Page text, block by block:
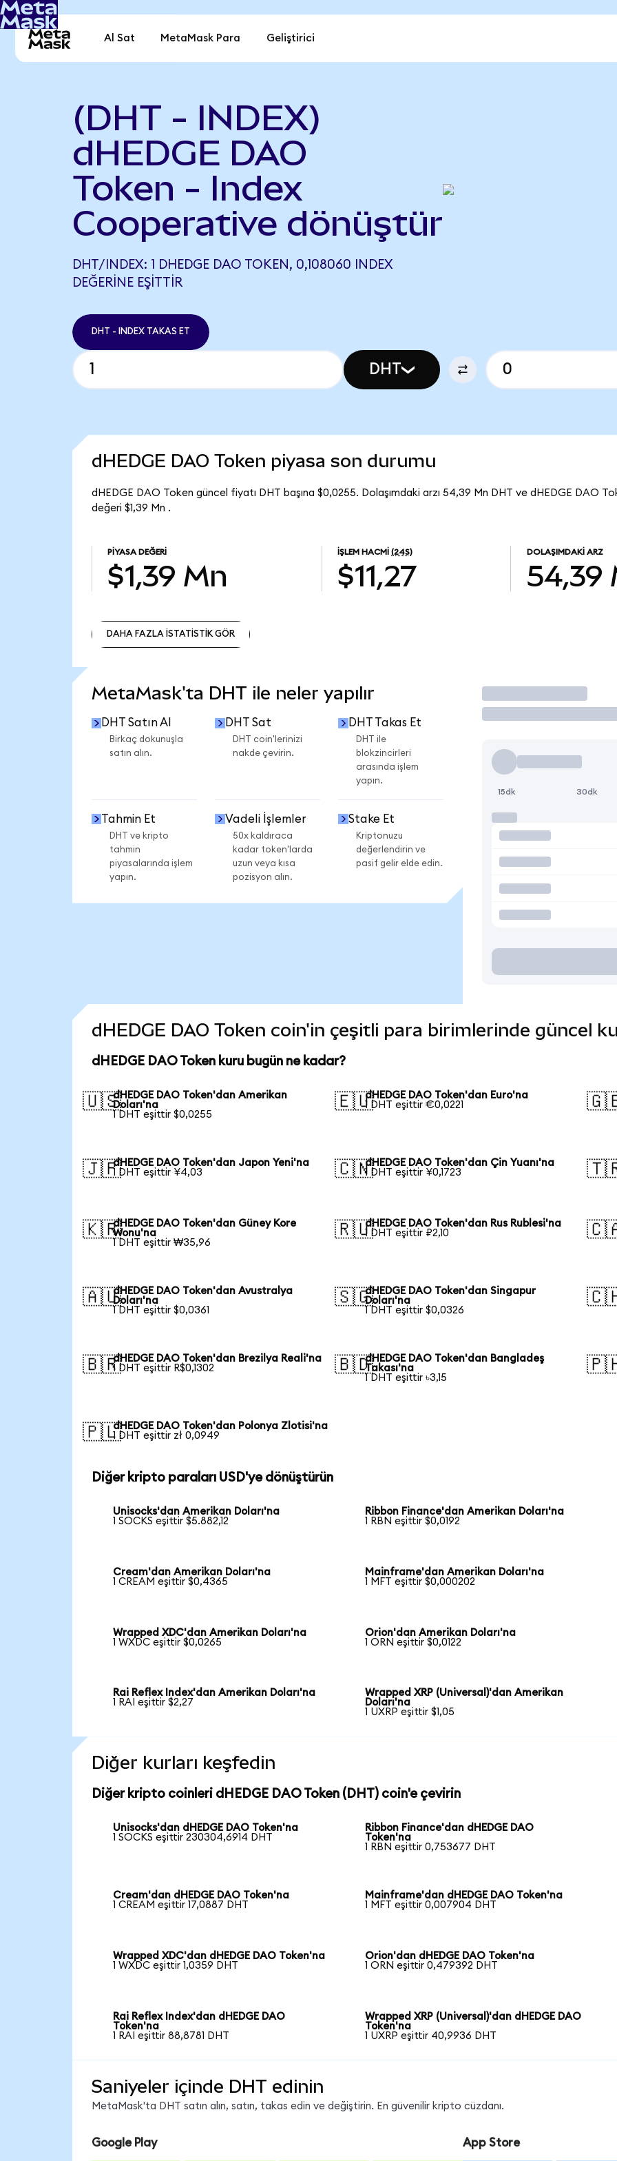
Al Sat MetaMask Para Geliştirici
(DHT - INDEX)
dHEDGE DAO
Token - Index
Cooperative dönüştür
DHT/INDEX: 1 DHEDGE DAO TOKEN, 0,108060 INDEX
DEĞERINE EŞITTIR
DHT - INDEX TAKAS ET
DHT
dHEDGE DAO Token piyasa son durumu
dHEDGE DAO Token güncel fiyatı DHT başına $0,0255. Dolaşımdaki arzı 54,39 Mn DHT ve dHEDGE DAO
değeri $1,39 Mn .
PIYASA DEĞERI
$1,39 Mn
İŞLEM HACMI (24S)
$11,27
DOLAŞIMDAKI ARZ
54,39
DAHA FAZLA İSTATİSTİK GÖR
MetaMask'ta DHT ile neler yapılır
DHT Satın Al
Birkaç dokunuşla
satın alın.
DHT Sat
DHT coin'lerinizi
nakde çevirin.
DHT Takas Et
DHT ile
blokzincirleri
arasında işlem
yapın.
Tahmin Et
DHT ve kripto
tahmin
piyasalarında işlem
yapın.
Vadeli İşlemler
50x kaldıraca
kadar token'larda
uzun veya kısa
pozisyon alın.
Stake Et
Kriptonuzu
değerlendirin ve
pasif gelir elde edin.
İşlem Yap
15dk 30dk
dHEDGE DAO Token coin'in çeşitli para birimlerinde güncel
dHEDGE DAO Token kuru bugün ne kadar?
🇺🇸dHEDGE DAO Token'dan Amerikan
Doları'na
1 DHT eşittir $0,0255
🇪🇺dHEDGE DAO Token'dan Euro'na
1 DHT eşittir €0,0221
🇯🇵dHEDGE DAO Token'dan Japon Yeni'na
1 DHT eşittir ¥4,03
🇨🇳dHEDGE DAO Token'dan Çin Yuanı'na
1 DHT eşittir ¥0,1723
🇰🇷dHEDGE DAO Token'dan Güney Kore
Wonu'na
1 DHT eşittir ₩35,96
🇷🇺dHEDGE DAO Token'dan Rus Rublesi'na
1 DHT eşittir ₽2,10
🇦🇺dHEDGE DAO Token'dan Avustralya
Doları'na
1 DHT eşittir $0,0361
🇸🇬dHEDGE DAO Token'dan Singapur
Doları'na
1 DHT eşittir $0,0326
🇧🇷dHEDGE DAO Token'dan Brezilya Reali'na
1 DHT eşittir R$0,1302
🇧🇩dHEDGE DAO Token'dan Bangladeş
Takası'na
1 DHT eşittir ৳3,15
🇵🇱dHEDGE DAO Token'dan Polonya Zlotisi'na
1 DHT eşittir zł 0,0949
Diğer kripto paraları USD'ye dönüştürün
Unisocks'dan Amerikan Doları'na
1 SOCKS eşittir $5.882,12
Ribbon Finance'dan Amerikan Doları'na
1 RBN eşittir $0,0192
Cream'dan Amerikan Doları'na
1 CREAM eşittir $0,4365
Mainframe'dan Amerikan Doları'na
1 MFT eşittir $0,000202
Wrapped XDC'dan Amerikan Doları'na
1 WXDC eşittir $0,0265
Orion'dan Amerikan Doları'na
1 ORN eşittir $0,0122
Rai Reflex Index'dan Amerikan Doları'na
1 RAI eşittir $2,27
Wrapped XRP (Universal)'dan Amerikan
Doları'na
1 UXRP eşittir $1,05
Diğer kurları keşfedin
Diğer kripto coinleri dHEDGE DAO Token (DHT) coin'e çevirin
Unisocks'dan dHEDGE DAO Token'na
1 SOCKS eşittir 230304,6914 DHT
Ribbon Finance'dan dHEDGE DAO
Token'na
1 RBN eşittir 0,753677 DHT
Cream'dan dHEDGE DAO Token'na
1 CREAM eşittir 17,0887 DHT
Mainframe'dan dHEDGE DAO Token'na
1 MFT eşittir 0,007904 DHT
Wrapped XDC'dan dHEDGE DAO Token'na
1 WXDC eşittir 1,0359 DHT
Orion'dan dHEDGE DAO Token'na
1 ORN eşittir 0,479392 DHT
Rai Reflex Index'dan dHEDGE DAO
Token'na
1 RAI eşittir 88,8781 DHT
Wrapped XRP (Universal)'dan dHEDGE DAO
Token'na
1 UXRP eşittir 40,9936 DHT
Saniyeler içinde DHT edinin
MetaMask'ta DHT satın alın, satın, takas edin ve değiştirin. En güvenilir kripto cüzdanı.
Google Play App Store